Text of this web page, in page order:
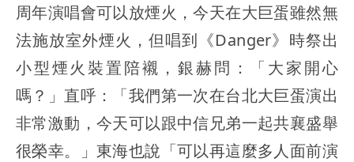
周年演唱會可以放煙火，今天在大巨蛋雖然無
法施放室外煙火，但唱到《Danger》時祭出
小型煙火裝置陪襯，銀赫問：「大家開心
嗎？」直呼：「我們第一次在台北大巨蛋演出
非常激動，今天可以跟中信兄弟一起共襄盛舉
很榮幸。」東海也說「可以再這麼多人面前演